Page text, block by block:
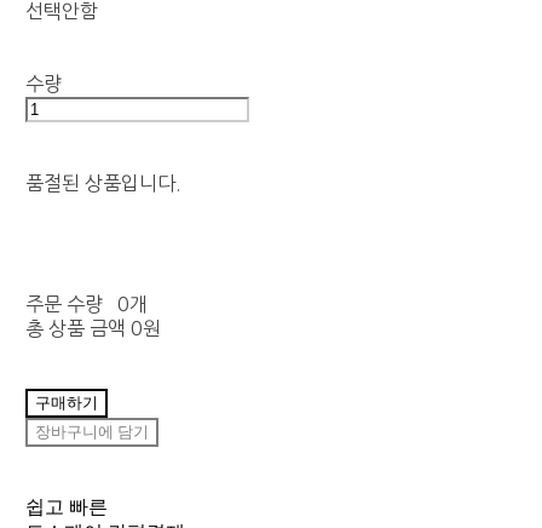
선택안함
수량
품절된 상품입니다.
주문 수량
0개
총 상품 금액 0원
구매하기
장바구니에 담기
쉽고 빠른